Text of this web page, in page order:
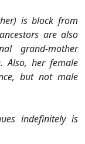
is block from
are also
grand-mother
Also, her female
but not male
indefinitely is